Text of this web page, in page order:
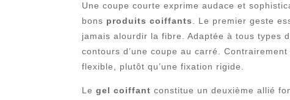
Une coupe courte exprime audace et
bons produits coiffants . Le premier geste
jamais alourdir la fibre. Adaptée à tous types
contours d’une coupe au carré.
flexible, plutôt qu’une fixation rigide.
Legel coiffant constitue un deuxième allié